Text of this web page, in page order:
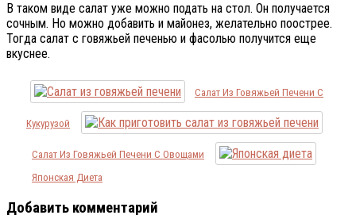
В таком виде салат уже можно подать на стол. Он получается
сочным. Но можно добавить и майонез, желательно поострее.
Тогда салат с говяжьей печенью и фасолью получится еще
вкуснее.
Салат Из Говяжьей Печени С
Кукурузой
Салат Из Говяжьей Печени С Овощами
Японская Диета
Добавить комментарий